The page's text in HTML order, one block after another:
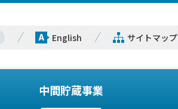
English サイトマップ
中間貯蔵事業